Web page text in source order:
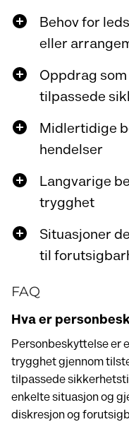
Behov for
eller
Oppdrag
tilpassede
Midlertidige
hendelser
Langvarige
trygghet
Situasjoner
til
FAQ
Hva er
Personbeskyttelse er
trygghet gjennom
tilpassede
enkelte situasjon og
diskresjon og